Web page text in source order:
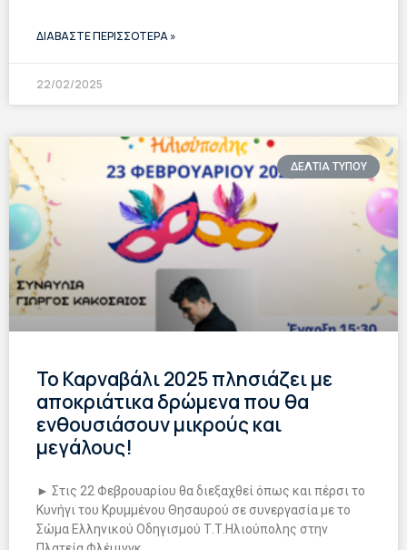
ΔΙΑΒΑΣΤΕ ΠΕΡΙΣΣΟΤΕΡΑ »
22/02/2025
ΔΕΛΤΙΑ ΤΥΠΟΥ
Το Καρναβάλι 2025 πλησιάζει με
αποκριάτικα δρώμενα που θα
ενθουσιάσουν μικρούς και
μεγάλους!
► Στις 22 Φεβρουαρίου θα διεξαχθεί όπως και πέρσι το
Κυνήγι του Κρυμμένου Θησαυρού σε συνεργασία με το
Σώµα Ελληνικού Οδηγισµού Τ.Τ.Ηλιούπολης στην